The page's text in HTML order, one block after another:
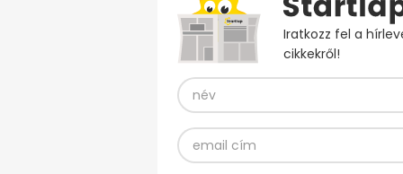
Iratkozz fel a
cikkekről!